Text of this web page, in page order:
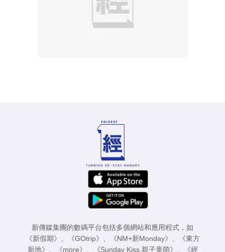
新傳媒集團的數碼平台包括多個網站和應用程式，如
《新假期》 、 《GOtrip》 、 《NM+新Monday》 、
《東方
新地》 、 《more》 、 《Sunday Kiss 親子童萌》 、
《經